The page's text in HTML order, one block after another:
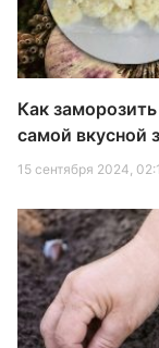
Как
самой вкусной
15 сентября 2024,